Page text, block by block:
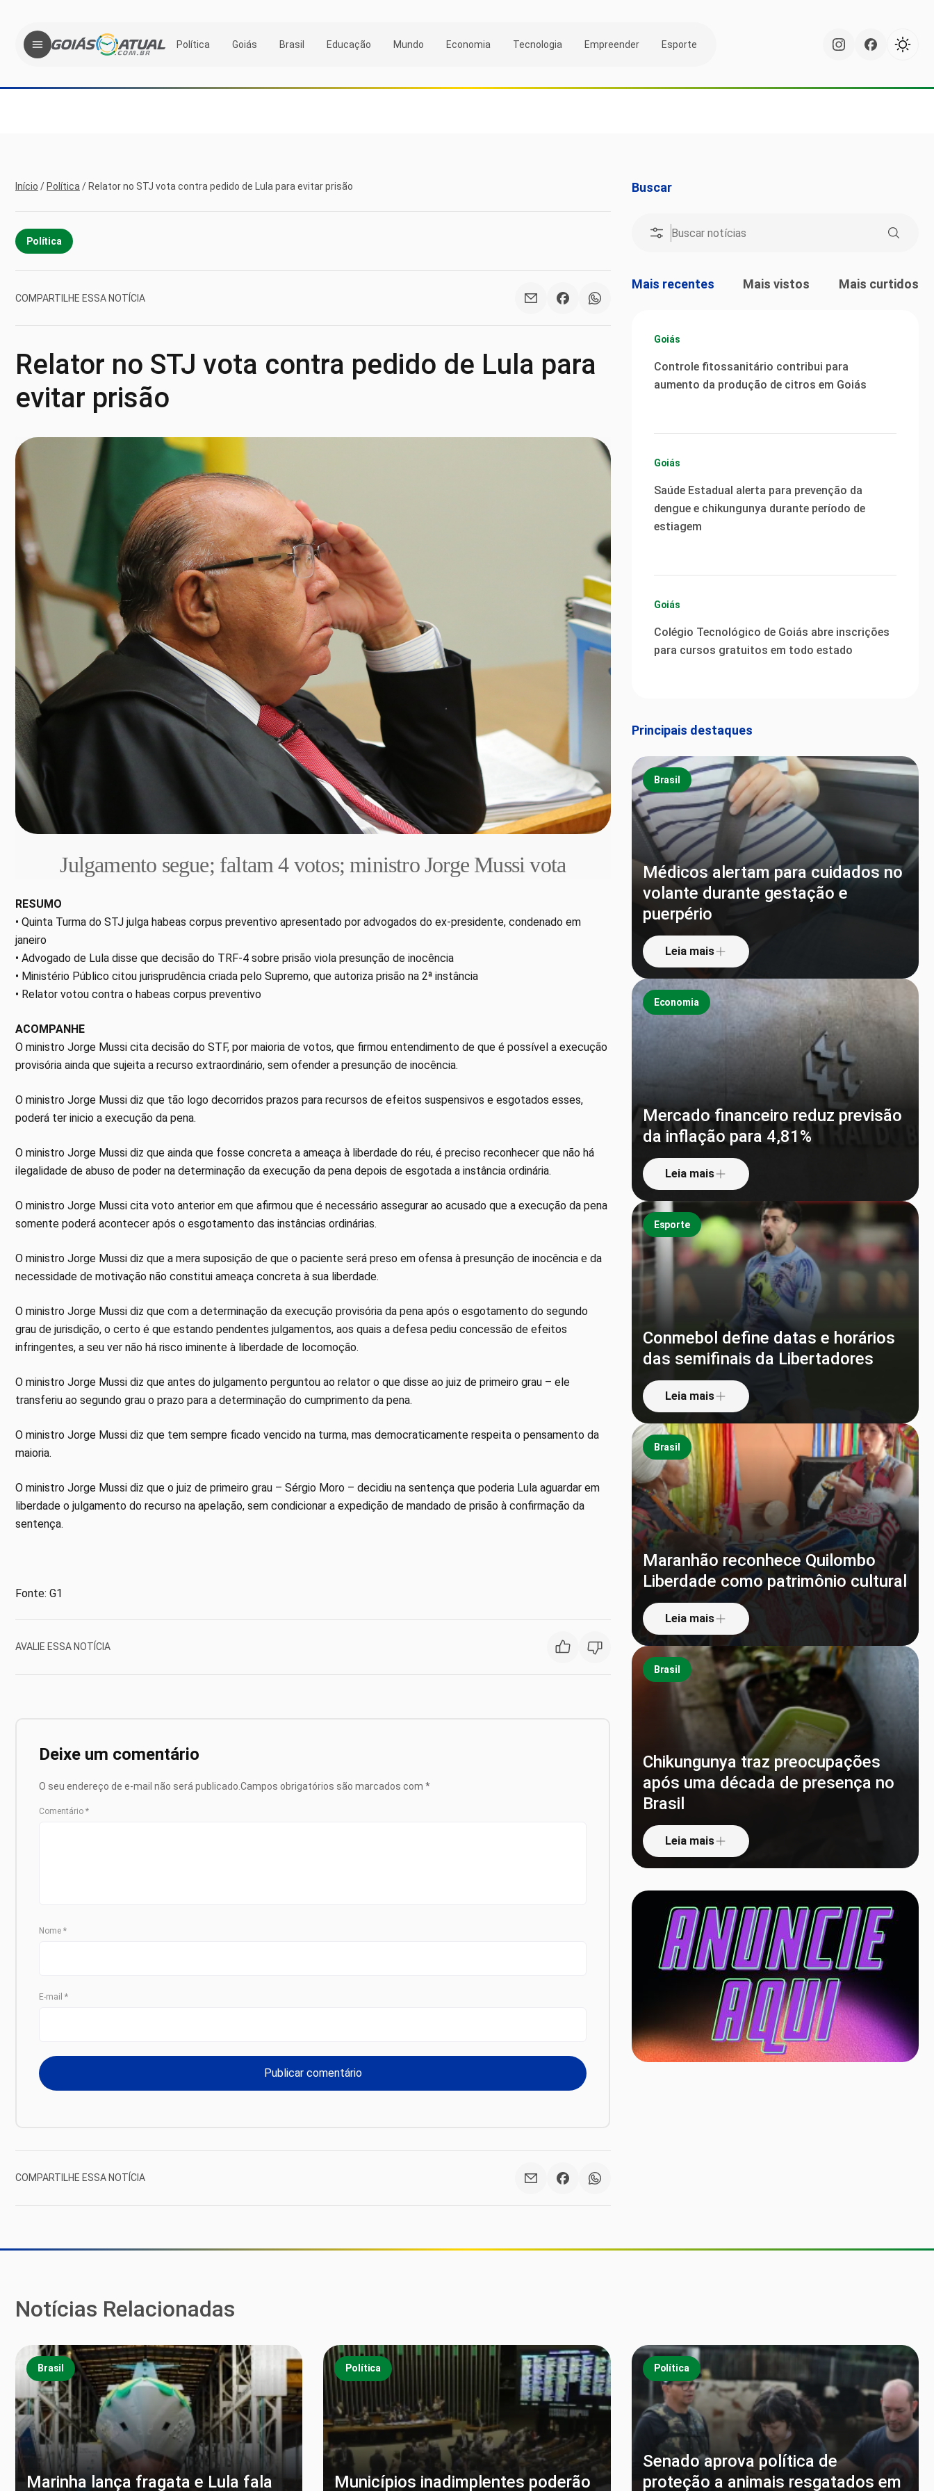
Política Goiás Brasil Educação Mundo Economia Tecnologia Empreender Esporte
Início / Política / Relator no STJ vota contra pedido de Lula para evitar prisão
Política
COMPARTILHE ESSA NOTÍCIA
Relator no STJ vota contra pedido de Lula para
evitar prisão
Julgamento segue; faltam 4 votos; ministro Jorge Mussi vota
RESUMO
• Quinta Turma do STJ julga habeas corpus preventivo apresentado por advogados do ex-presidente, condenado em
janeiro
• Advogado de Lula disse que decisão do TRF-4 sobre prisão viola presunção de inocência
• Ministério Público citou jurisprudência criada pelo Supremo, que autoriza prisão na 2ª instância
• Relator votou contra o habeas corpus preventivo
ACOMPANHE
O ministro Jorge Mussi cita decisão do STF, por maioria de votos, que firmou entendimento de que é possível a execução
provisória ainda que sujeita a recurso extraordinário, sem ofender a presunção de inocência.
O ministro Jorge Mussi diz que tão logo decorridos prazos para recursos de efeitos suspensivos e esgotados esses,
poderá ter inicio a execução da pena.
O ministro Jorge Mussi diz que ainda que fosse concreta a ameaça à liberdade do réu, é preciso reconhecer que não há
ilegalidade de abuso de poder na determinação da execução da pena depois de esgotada a instância ordinária.
O ministro Jorge Mussi cita voto anterior em que afirmou que é necessário assegurar ao acusado que a execução da pena
somente poderá acontecer após o esgotamento das instâncias ordinárias.
O ministro Jorge Mussi diz que a mera suposição de que o paciente será preso em ofensa à presunção de inocência e da
necessidade de motivação não constitui ameaça concreta à sua liberdade.
O ministro Jorge Mussi diz que com a determinação da execução provisória da pena após o esgotamento do segundo
grau de jurisdição, o certo é que estando pendentes julgamentos, aos quais a defesa pediu concessão de efeitos
infringentes, a seu ver não há risco iminente à liberdade de locomoção.
O ministro Jorge Mussi diz que antes do julgamento perguntou ao relator o que disse ao juiz de primeiro grau – ele
transferiu ao segundo grau o prazo para a determinação do cumprimento da pena.
O ministro Jorge Mussi diz que tem sempre ficado vencido na turma, mas democraticamente respeita o pensamento da
maioria.
O ministro Jorge Mussi diz que o juiz de primeiro grau – Sérgio Moro – decidiu na sentença que poderia Lula aguardar em
liberdade o julgamento do recurso na apelação, sem condicionar a expedição de mandado de prisão à confirmação da
sentença.
Fonte: G1
AVALIE ESSA NOTÍCIA
Deixe um comentário
O seu endereço de e-mail não será publicado. Campos obrigatórios são marcados com *
Comentário *
Nome *
E-mail *
COMPARTILHE ESSA NOTÍCIA
Buscar
Mais recentes Mais vistos Mais curtidos
Goiás
Controle fitossanitário contribui para
aumento da produção de citros em Goiás
Goiás
Saúde Estadual alerta para prevenção da
dengue e chikungunya durante período de
estiagem
Goiás
Colégio Tecnológico de Goiás abre inscrições
para cursos gratuitos em todo estado
Principais destaques
Brasil
Médicos alertam para cuidados no
volante durante gestação e
puerpério
Leia mais
Economia
Mercado financeiro reduz previsão
da inflação para 4,81%
Leia mais
Esporte
Conmebol define datas e horários
das semifinais da Libertadores
Leia mais
Brasil
Maranhão reconhece Quilombo
Liberdade como patrimônio cultural
Leia mais
Brasil
Chikungunya traz preocupações
após uma década de presença no
Brasil
Leia mais
Notícias Relacionadas
Brasil
Marinha lança fragata e Lula fala
Política
Municípios inadimplentes poderão
Política
Senado aprova política de
proteção a animais resgatados em